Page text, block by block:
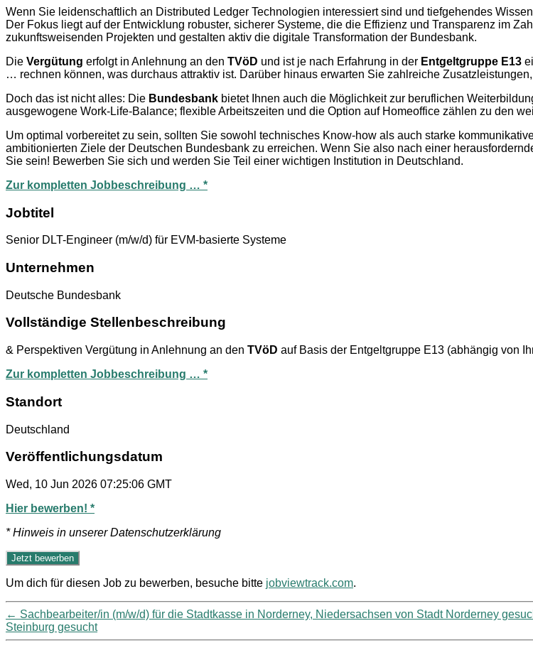
Wenn Sie leidenschaftlich an Distributed Ledger Technologien interessiert sind und tiefgehendes
Der Fokus liegt auf der Entwicklung robuster, sicherer Systeme, die die Effizienz und Transparenz im
zukunftsweisenden Projekten und gestalten aktiv die digitale Transformation der Bundesbank.
Die Vergütung erfolgt in Anlehnung an den TVöD und ist je nach Erfahrung in der Entgeltgruppe E13
… rechnen können, was durchaus attraktiv ist. Darüber hinaus erwarten Sie zahlreiche
Doch das ist nicht alles: Die Bundesbank bietet Ihnen auch die Möglichkeit zur beruflichen
ausgewogene Work-Life-Balance; flexible Arbeitszeiten und die Option auf Homeoffice zählen zu den
Um optimal vorbereitet zu sein, sollten Sie sowohl technisches Know-how als auch starke
ambitionierten Ziele der Deutschen Bundesbank zu erreichen. Wenn Sie also nach einer
Sie sein! Bewerben Sie sich und werden Sie Teil einer wichtigen Institution in Deutschland.
Zur kompletten Jobbeschreibung … *
Jobtitel
Senior DLT-Engineer (m/w/d) für EVM-basierte Systeme
Unternehmen
Deutsche Bundesbank
Vollständige Stellenbeschreibung
& Perspektiven Vergütung in Anlehnung an den TVöD auf Basis der Entgeltgruppe E13 (abhängig von
Zur kompletten Jobbeschreibung … *
Standort
Deutschland
Veröffentlichungsdatum
Wed, 10 Jun 2026 07:25:06 GMT
Hier bewerben! *
* Hinweis in unserer Datenschutzerklärung
Um dich für diesen Job zu bewerben, besuche bitte jobviewtrack.com.
← Sachbearbeiter/in (m/w/d) für die Stadtkasse in Norderney, Niedersachsen von Stadt Norderney
Steinburg gesucht